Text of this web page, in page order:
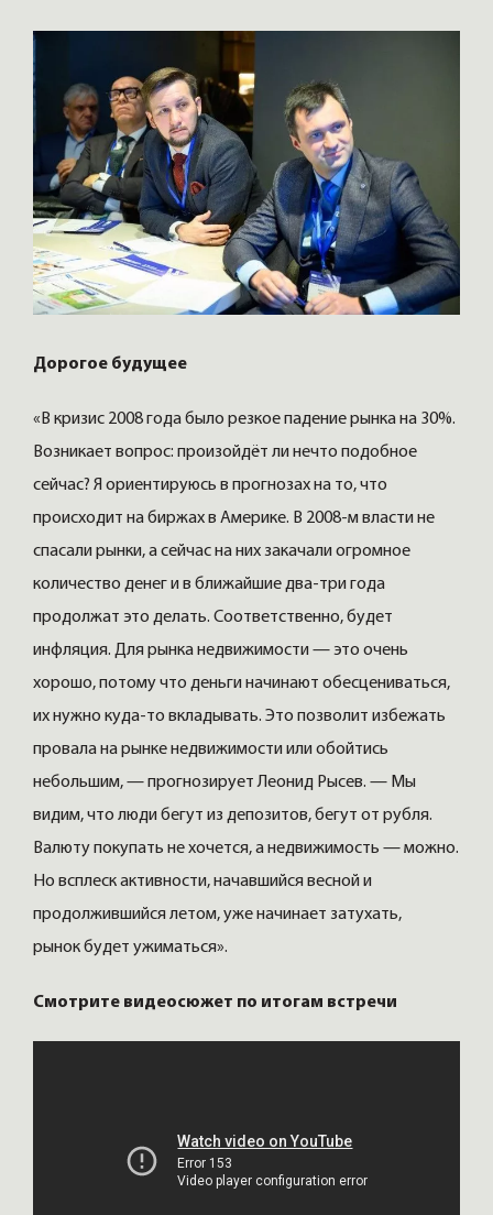
Дорогое будущее
«В кризис 2008 года было резкое падение рынка на 30%.
Возникает вопрос: произойдёт ли нечто подобное
сейчас? Я ориентируюсь в прогнозах на то, что
происходит на биржах в Америке. В 2008-м власти не
спасали рынки, а сейчас на них закачали огромное
количество денег и в ближайшие два-три года
продолжат это делать. Соответственно, будет
инфляция. Для рынка недвижимости — это очень
хорошо, потому что деньги начинают обесцениваться,
их нужно куда-то вкладывать. Это позволит избежать
провала на рынке недвижимости или обойтись
небольшим, — прогнозирует Леонид Рысев. — Мы
видим, что люди бегут из депозитов, бегут от рубля.
Валюту покупать не хочется, а недвижимость — можно.
Но всплеск активности, начавшийся весной и
продолжившийся летом, уже начинает затухать,
рынок будет ужиматься».
Смотрите видеосюжет по итогам встречи